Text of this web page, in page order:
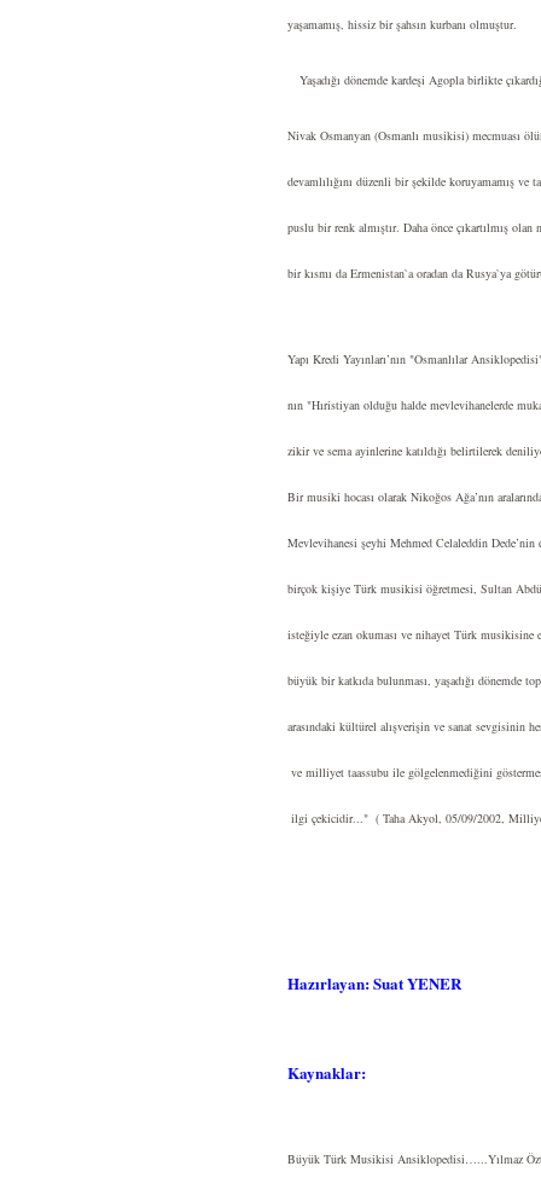
yaşamamış, hissiz bir şahsın kurbanı olmuştur.
Yaşadığı dönemde kardeşi Agopla birlikte
Nivak Osmanyan (Osmanlı musikisi) mecmuası
devamlılığını düzenli bir şekilde koruyamamış ve
puslu bir renk almıştır. Daha önce çıkartılmış olan
bir kısmı da Ermenistan`a oradan da Rusya`ya
Yapı Kredi Yayınları’nın "Osmanlılar
nın "Hıristiyan olduğu halde mevlevihanelerde
zikir ve sema ayinlerine katıldığı belirtilerek
Bir musiki hocası olarak Nikoğos Ağa’nın
Mevlevihanesi şeyhi Mehmed Celaleddin Dede’nin
birçok kişiye Türk musikisi öğretmesi, Sultan
isteğiyle ezan okuması ve nihayet Türk musikisine
büyük bir katkıda bulunması, yaşadığı dönemde
arasındaki kültürel alışverişin ve sanat sevgisinin
ve milliyet taassubu ile gölgelenmediğini
ilgi çekicidir..." ( Taha Akyol, 05/09/2002,
Hazırlayan: Suat YENER
Kaynaklar:
Büyük Türk Musikisi Ansiklopedisi…...Yılmaz